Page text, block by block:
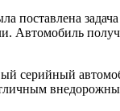
поставлена
Автомобиль
серийный